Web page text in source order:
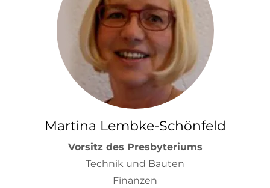
Martina Lembke-Schönfeld
Vorsitz des Presbyteriums
Technik und Bauten
Finanzen